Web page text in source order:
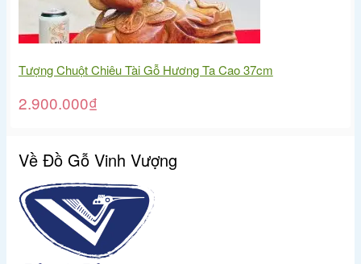
Tượng Chuột Chiêu Tài Gỗ Hương Ta Cao 37cm
2.900.000₫
Về Đồ Gỗ Vinh Vượng